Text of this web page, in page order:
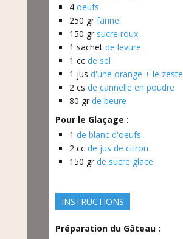
4 oeufs
250 gr farine
150 gr sucre roux
1 sachet de levure
1 cc de sel
1 jus d'une orange + le zeste
2 cs de cannelle en poudre
80 gr de beure
Pour le Glaçage :
1 de blanc d'oeufs
2 cc de jus de citron
150 gr de sucre glace
INSTRUCTIONS
Préparation du Gâteau :